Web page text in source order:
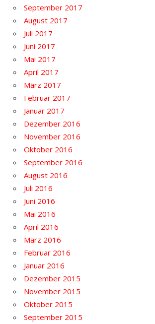
September 2017
August 2017
Juli 2017
Juni 2017
Mai 2017
April 2017
März 2017
Februar 2017
Januar 2017
Dezember 2016
November 2016
Oktober 2016
September 2016
August 2016
Juli 2016
Juni 2016
Mai 2016
April 2016
März 2016
Februar 2016
Januar 2016
Dezember 2015
November 2015
Oktober 2015
September 2015